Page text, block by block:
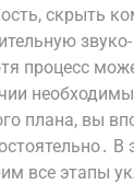
скрыть
процесс
плана, вы
В
все этапы